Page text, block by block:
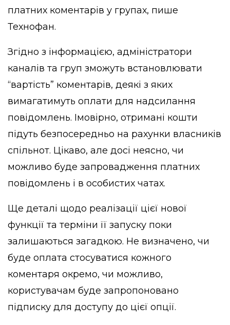
платних коментарів у групах, пише
Технофан.
Згідно з інформацією, адміністратори
каналів та груп зможуть встановлювати
“вартість” коментарів, деякі з яких
вимагатимуть оплати для надсилання
повідомлень. Імовірно, отримані кошти
підуть безпосередньо на рахунки власників
спільнот. Цікаво, але досі неясно, чи
можливо буде запровадження платних
повідомлень і в особистих чатах.
Ще деталі щодо реалізації цієї нової
функції та терміни її запуску поки
залишаються загадкою. Не визначено, чи
буде оплата стосуватися кожного
коментаря окремо, чи можливо,
користувачам буде запропоновано
підписку для доступу до цієї опції.